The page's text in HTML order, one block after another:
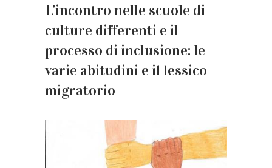
L’incontro nelle scuole di
culture differenti e il
processo di inclusione: le
varie abitudini e il lessico
migratorio